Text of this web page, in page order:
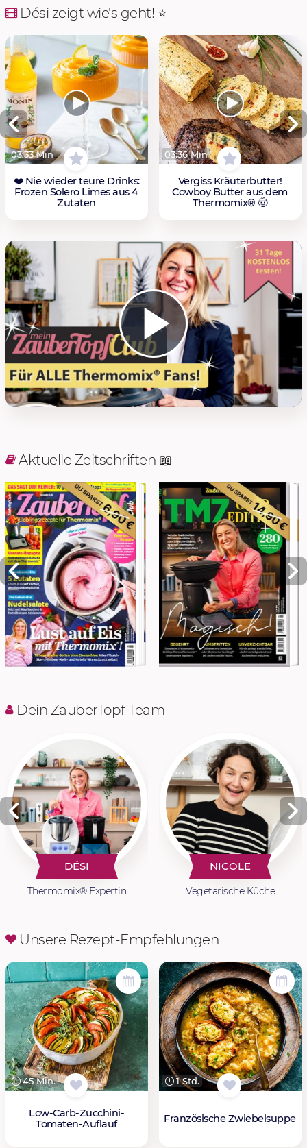
Dési zeigt wie's geht! ⭐️
03:33 Min
❤️ Nie wieder teure Drinks:
Frozen Solero Limes aus 4
Zutaten
03:36 Min
Vergiss Kräuterbutter!
Cowboy Butter aus dem
Thermomix® 🤠
Play
Aktuelle Zeitschriften 📖
Dein ZauberTopf Team
DÉSI
Thermomix® Expertin
NICOLE
Vegetarische Küche
Unsere Rezept-Empfehlungen
45 Min.
Low-Carb-Zucchini-
Tomaten-Auflauf
1 Std.
Französische Zwiebelsuppe